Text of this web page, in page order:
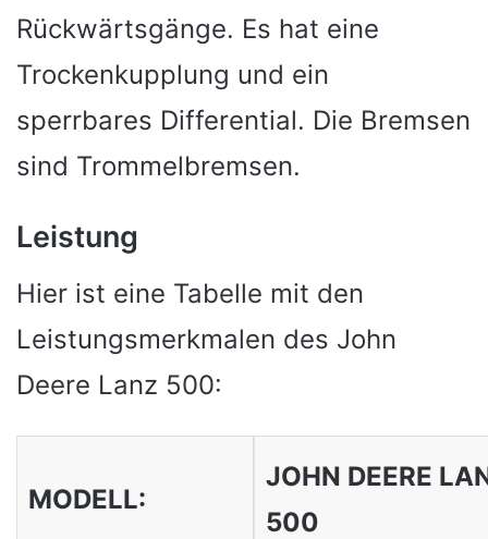
Rückwärtsgänge. Es hat eine
Trockenkupplung und ein
sperrbares Differential. Die Bremsen
sind Trommelbremsen.
Leistung
Hier ist eine Tabelle mit den
Leistungsmerkmalen des John
Deere Lanz 500:
MODELL:
JOHN DEERE
500